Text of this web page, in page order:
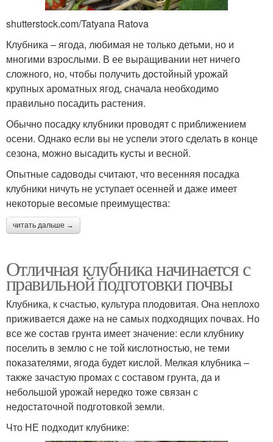
shutterstock.com/Tatyana Ratova
Клубника – ягода, любимая не только детьми, но и
многими взрослыми. В ее выращивании нет ничего
сложного, но, чтобы получить достойный урожай
крупных ароматных ягод, сначала необходимо
правильно посадить растения.
Обычно посадку клубники проводят с приближением
осени. Однако если вы не успели этого сделать в конце
сезона, можно высадить кусты и весной.
Опытные садоводы считают, что весенняя посадка
клубники ничуть не уступает осенней и даже имеет
некоторые весомые преимущества:
читать дальше →
Отличная клубника начинается с
правильной подготовки почвы
Клубника, к счастью, культура плодовитая. Она неплохо
приживается даже на не самых подходящих почвах. Но
все же состав грунта имеет значение: если клубнику
поселить в землю с не той кислотностью, не теми
показателями, ягода будет кислой. Мелкая клубника –
также зачастую промах с составом грунта, да и
небольшой урожай нередко тоже связан с
недостаточной подготовкой земли.
Что НЕ подходит клубнике: